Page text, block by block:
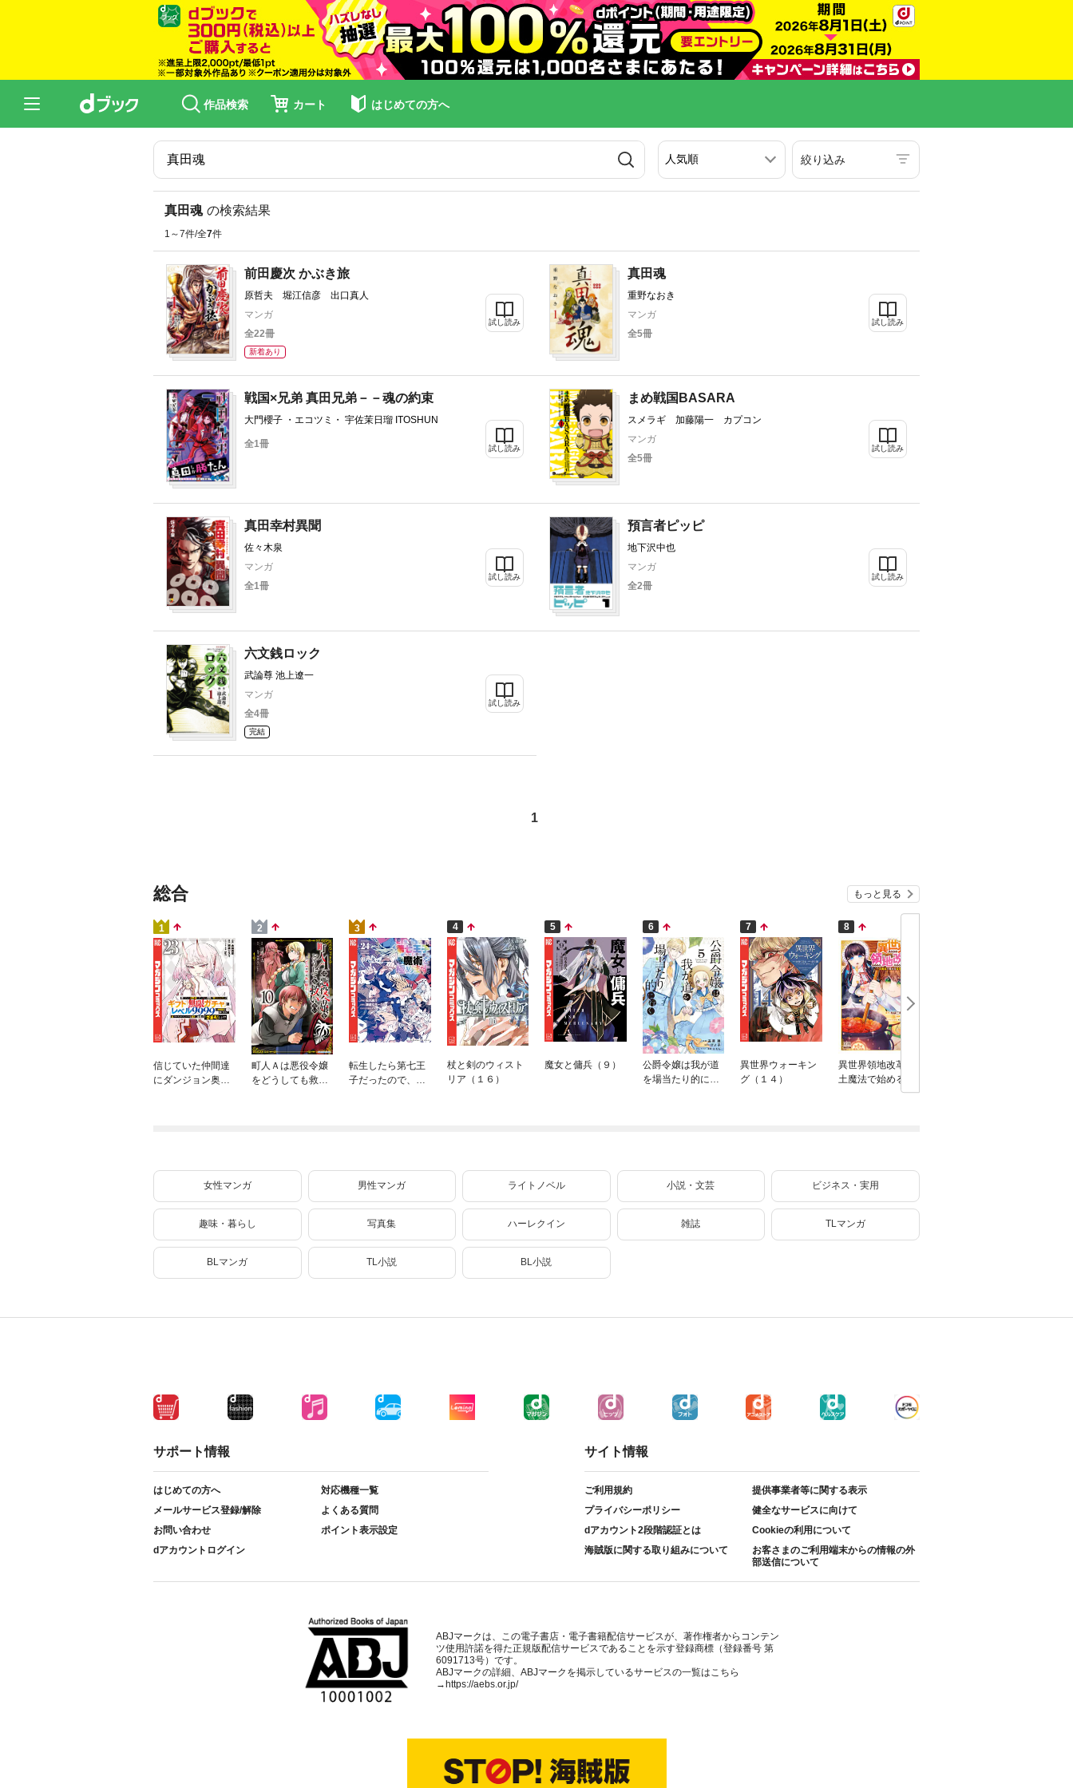
作品検索 カート はじめての方へ
絞り込み
真田魂 の検索結果
1～7件/全7件
前田慶次 かぶき旅
原哲夫 堀江信彦 出口真人
マンガ
全22冊
新着あり
試し読み
真田魂
重野なおき
マンガ
全5冊
試し読み
戦国×兄弟 真田兄弟－－魂の約束
大門櫻子 ・エコツミ・ 宇佐茉日瑠 ITOSHUN
全1冊 試し読み
まめ戦国BASARA
スメラギ 加藤陽一 カプコン
マンガ
全5冊
試し読み
真田幸村異聞
佐々木泉
マンガ
全1冊
試し読み
預言者ピッピ
地下沢中也
マンガ
全2冊
試し読み
六文銭ロック
武論尊 池上遼一
マンガ
全4冊
完結
試し読み
1
総合 もっと見る
1
信じていた仲間達
にダンジョン奥地
界に復讐＆『ざま
（２３）
2
町人Ａは悪役令嬢
をどうしても救い
3
転生したら第七王
子だったので、気
4
杖と剣のウィスト
リア（１６）
5
魔女と傭兵（９）
6
公爵令嬢は我が道
を場当たり的に行
7
異世界ウォーキン
グ（１４）
8
異世界領地改革～
土魔法で始める公
共事業～ 9巻【特
女性マンガ 男性マンガ ライトノベル 小説・文芸 ビジネス・実用
趣味・暮らし 写真集 ハーレクイン 雑誌 TLマンガ
BLマンガ TL小説 BL小説
サポート情報
はじめての方へ
対応機種一覧
メールサービス登録/解除
よくある質問
お問い合わせ
ポイント表示設定
dアカウントログイン
サイト情報
ご利用規約
提供事業者等に関する表示
プライバシーポリシー
健全なサービスに向けて
dアカウント2段階認証とは
Cookieの利用について
海賊版に関する取り組みについて
お客さまのご利用端末からの情報の外
部送信について
ABJマークは、この電子書店・電子書籍配信サービスが、著作権者からコンテン
ツ使用許諾を得た正規版配信サービスであることを示す登録商標（登録番号 第
6091713号）です。
ABJマークの詳細、ABJマークを掲示しているサービスの一覧はこちら
→https://aebs.or.jp/